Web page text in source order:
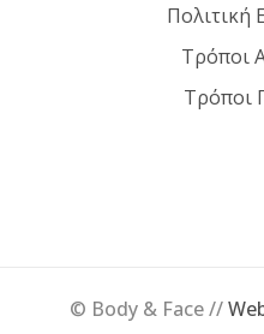
Πολιτική
Τρόποι
Τρόποι
© Body & Face //